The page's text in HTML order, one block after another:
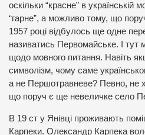
оскільки “красне” в українській
“гарне”, а можливо тому, що
1957 році відбулось ще одне
називатись Первомайське. І тут
щодо мовного питання. Навіть
символізм, чому саме
а не Першотравневе? Певно, не
що поруч є ще невеличке село
В 19 ст у Янівці проживають
Карпеки. Олександр Карпека